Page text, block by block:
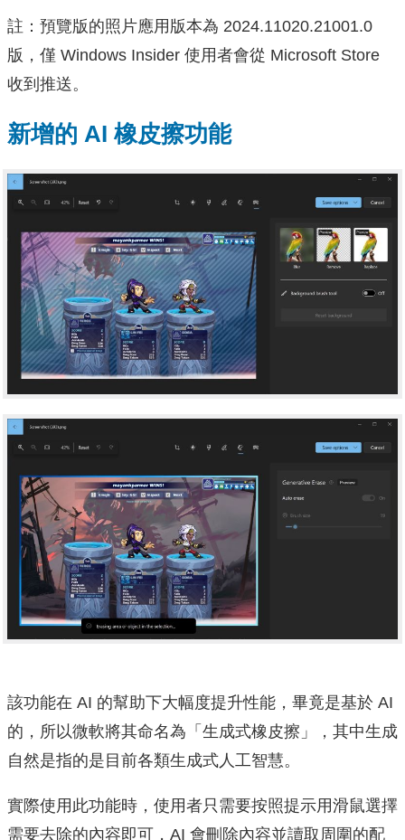
註：預覽版的照片應用版本為 2024.11020.21001.0
版，僅 Windows Insider 使用者會從 Microsoft Store
收到推送。
新增的 AI 橡皮擦功能
該功能在 AI 的幫助下大幅度提升性能，畢竟是基於 AI
的，所以微軟將其命名為「生成式橡皮擦」，其中生成
自然是指的是目前各類生成式人工智慧。
實際使用此功能時，使用者只需要按照提示用滑鼠選擇
需要去除的內容即可，AI 會刪除內容並讀取周圍的配